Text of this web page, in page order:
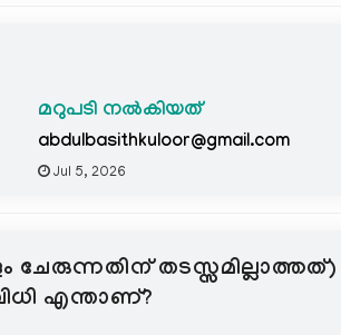
മറുപടി നൽകിയത്
abdulbasithkuloor@gmail.com
Jul 5, 2026
തടസ്സമില്ലാത്തത്)
എന്താണ്?